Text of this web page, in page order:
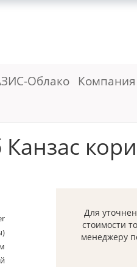
Облако Компания
Для
стоимости
менеджеру